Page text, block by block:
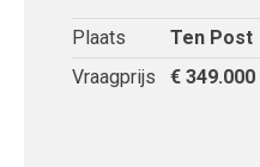
Plaats
Ten Post
Vraagprijs
€ 349.000